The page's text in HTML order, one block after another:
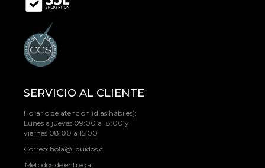
SERVICIO AL CLIENTE
Horario de atención (días hábiles):
Lunes a jueves 09:00 a 18:00 y
viernes 08:00 a 15:00
Correo: hola@liquidos.cl
Métodos de entrega